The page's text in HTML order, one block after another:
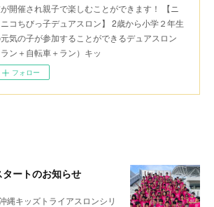
開催され親子で楽しむことができます！ 【ニ
ニコちびっ子デュアスロン】 2歳から小学２年生
気の子が参加することができるデュアスロン
ラン＋自転車＋ラン）キッ
フォロー
ートのお知らせ
縄キッズトライアスロンシリ